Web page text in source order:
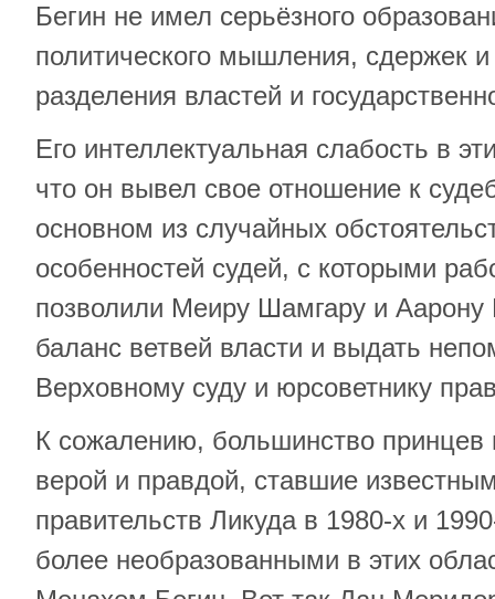
Бегин не имел серьёзного
политического мышления, сдержек и
разделения властей и
Его интеллектуальная слабость в
что он вывел свое отношение к
основном из случайных
особенностей судей, с которыми
позволили Меиру Шамгару и Аарону
баланс ветвей власти и выдать
Верховному суду и юрсоветнику
К сожалению, большинство принцев
верой и правдой, ставшие
правительств Ликуда в 1980-х и
более необразованными в этих